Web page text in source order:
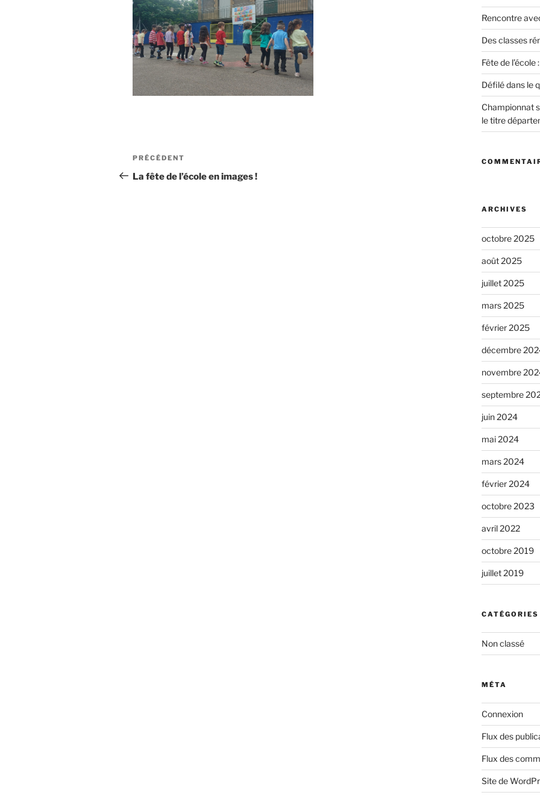
Navigation
de
Article
précédent
PRÉCÉDENT
La fête de l’école en images !
Rencontre
Des classes
Fête de
Défilé dans le
Championnat
le titre
ARCHIVES
octobre 2025
août 2025
juillet 2025
mars 2025
février 2025
décembre
novembre
septembre
juin 2024
mai 2024
mars 2024
février 2024
octobre 2023
avril 2022
octobre 2019
juillet 2019
CATÉGORIES
Non classé
MÉTA
Connexion
Flux des
Flux des
Site de